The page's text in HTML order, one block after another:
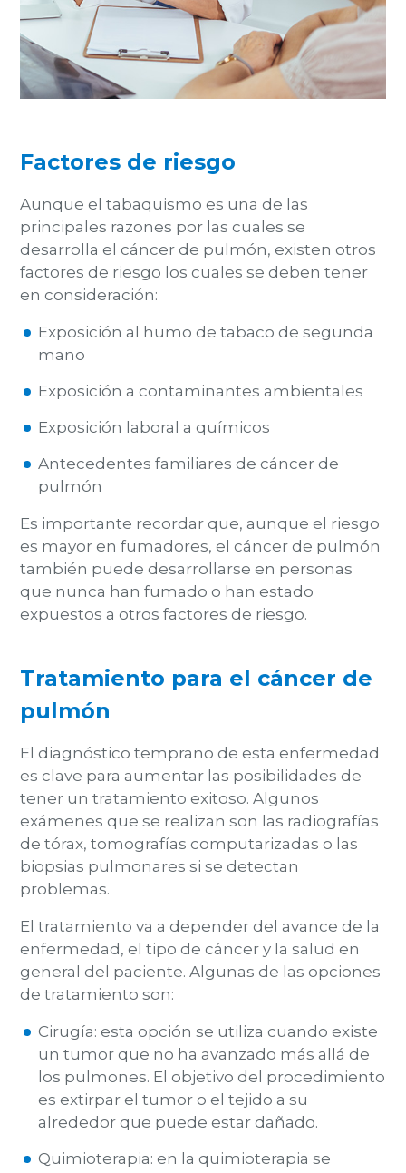
Factores de riesgo
Aunque el tabaquismo es una de las
principales razones por las cuales se
desarrolla el cáncer de pulmón,existen otros
factores de riesgo los cuales se deben tener
en consideración:
Exposición al humo de tabaco de segunda
mano
Exposición a contaminantes ambientales
Exposición laboral a químicos
Antecedentes familiares de cáncer de
pulmón
Es importante recordar que,aunque el riesgo
es mayor en fumadores, el cáncer de pulmón
también puede desarrollarse en personas
que nunca han fumado o han estado
expuestos a otros factores de riesgo.
Tratamiento para el cáncer de
pulmón
El diagnóstico temprano de esta enfermedad
es clave para aumentar las posibilidades de
tener un tratamiento exitoso.Algunos
exámenes que se realizan son las radiografías
de tórax, tomografías computarizadas o las
biopsias pulmonares si se detectan
problemas.
El tratamiento va a depender del avance de la
enfermedad, el tipo de cáncer y la salud en
general del paciente.Algunas de las opciones
de tratamiento son:
Cirugía: esta opción se utiliza cuando existe
un tumor que no ha avanzado más allá de
los pulmones. El objetivo del procedimiento
es extirpar el tumor o el tejido a su
alrededor que puede estar dañado.
Quimioterapia: en la quimioterapia se